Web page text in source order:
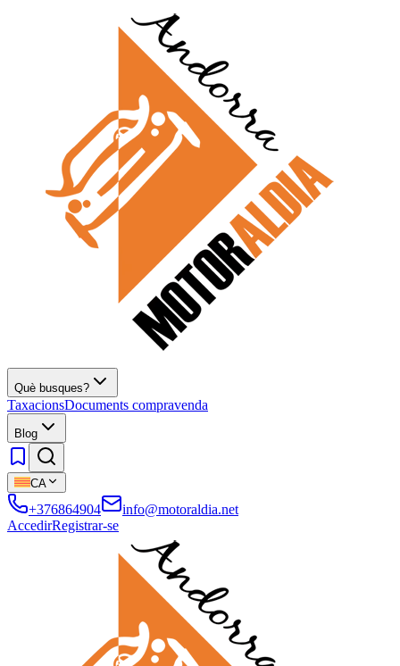
Què busques?
TaxacionsDocuments compravenda
Blog
CA
+376864904
info@motoraldia.net
AccedirRegistrar-se